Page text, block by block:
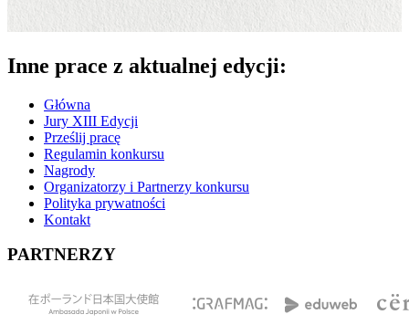
Inne prace z aktualnej edycji:
Główna
Jury XIII Edycji
Prześlij pracę
Regulamin konkursu
Nagrody
Organizatorzy i Partnerzy konkursu
Polityka prywatności
Kontakt
PARTNERZY